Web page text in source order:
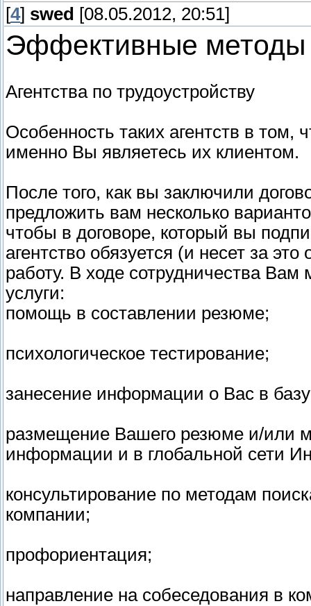
[4] swed [08.05.2012, 20:51]
Эффективные методы
Агентства по трудоустройству
Особенность таких агентств в том,
именно Вы являетесь их клиентом.
После того, как вы заключили
предложить вам несколько
чтобы в договоре, который вы
агентство обязуется (и несет за
работу. В ходе сотрудничества
услуги:
помощь в составлении резюме;
психологическое тестирование;
занесение информации о Вас в
размещение Вашего резюме и/или
информации и в глобальной сети
консультирование по методам
компании;
профориентация;
направление на собеседования в